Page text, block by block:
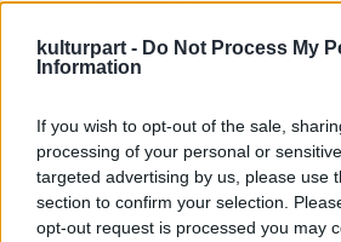
kulturpart - Do Not Process My
Information
If you wish to opt-out of the sale,
processing of your personal or
targeted advertising by us, please use
section to confirm your selection.
opt-out request is processed you may
2022. 05. 26.|Kultúrpart
Újra nagy nevek érkeznek Kismartonba,
decemberig tartanak a komolyzenei
szomszédban.